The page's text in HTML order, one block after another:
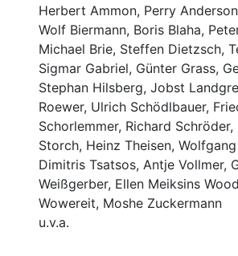
Herbert Ammon, Perry
Wolf Biermann, Boris Blaha,
Michael Brie, Steffen Dietzsch,
Sigmar Gabriel, Günter Grass,
Stephan Hilsberg, Jobst
Roewer, Ulrich Schödlbauer,
Schorlemmer, Richard Schröder,
Storch, Heinz Theisen,
Dimitris Tsatsos, Antje Vollmer,
Weißgerber, Ellen Meiksins
Wowereit, Moshe Zuckermann
u.v.a.